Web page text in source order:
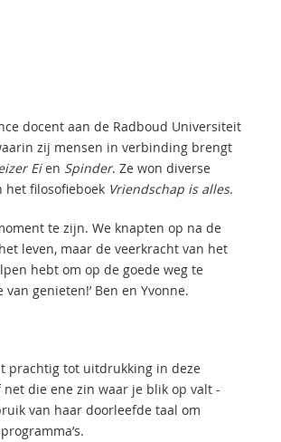
docent aan de Radboud Universiteit
zij mensen in verbinding brengt
Eien Spinder. Ze won diverse
het filosofieboek Vriendschap is alles.
te zijn. We knapten op na de
leven, maar de veerkracht van het
hebt om op de goede weg te
genieten!’ Ben en Yvonne.
prachtig tot uitdrukking in deze
die ene zin waar je blik op valt -
van haar doorleefde taal om